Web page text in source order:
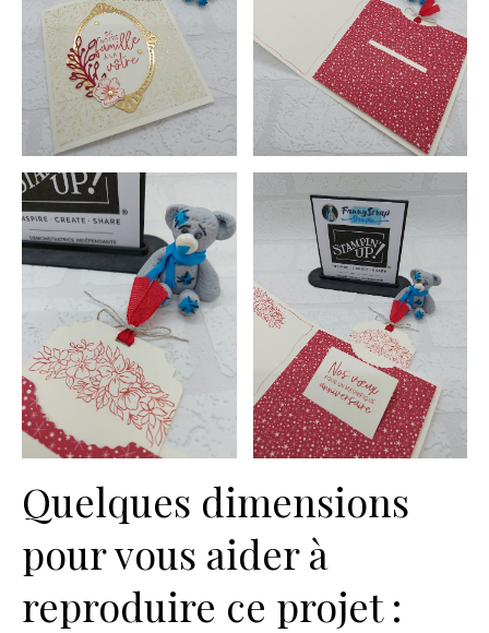
Quelques dimensions
pour vous aider à
reproduire ce projet :